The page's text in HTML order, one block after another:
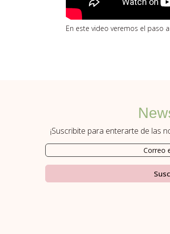
En este video veremos el paso
¡Suscribite para enterarte de las